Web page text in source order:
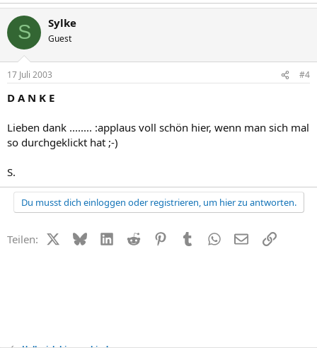
S Sylke
Guest
17 Juli 2003 #4
D A N K E
Lieben dank ........ :applaus voll schön hier, wenn man sich mal
so durchgeklickt hat ;-)
S.
Du musst dich einloggen oder registrieren, um hier zu antworten.
Teilen: X (Twitter)
BlueskyLinkedIn
Reddit PinterestTumblr WhatsApp
E-MailLink